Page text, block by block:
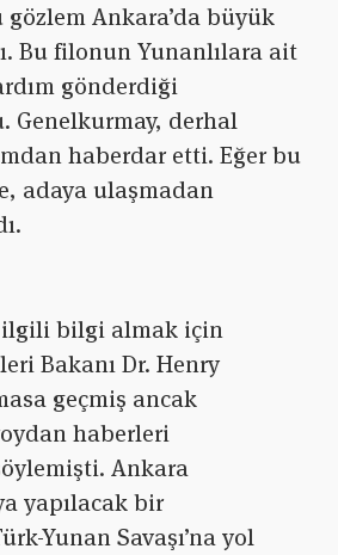
Ankara’da büyük
Bu filonun Yunanlılara ait
gönderdiği
Genelkurmay, derhal
haberdar etti. Eğer bu
adaya ulaşmadan
bilgi almak için
Bakanı Dr. Henry
geçmiş ancak
haberleri
Ankara
yapılacak bir
Yunan Savaşı’na yol